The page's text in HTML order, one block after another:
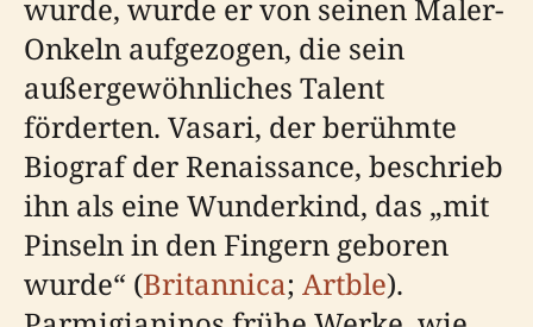
wurde, wurde er von seinen Maler-
Onkeln aufgezogen, die sein
außergewöhnliches Talent
förderten. Vasari, der berühmte
Biograf der Renaissance, beschrieb
ihn als eine Wunderkind, das „mit
Pinseln in den Fingern geboren
wurde“ (Britannica; Artble).